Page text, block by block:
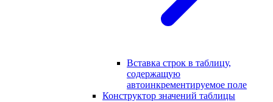
Вставка строк в таблицу,
содержащую
автоинкрементируемое поле
Конструктор значений таблицы